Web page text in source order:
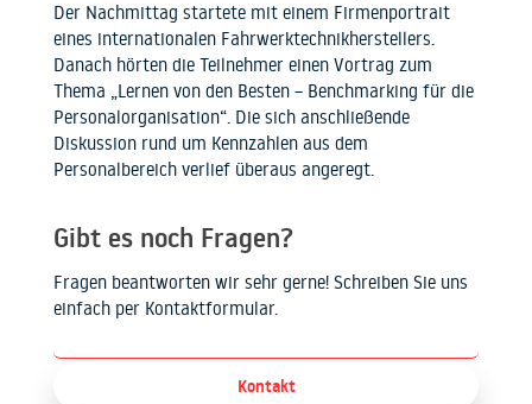
Der Nachmittag startete mit einem Firmenportrait
eines internationalen Fahrwerktechnikherstellers.
Danach hörten die Teilnehmer einen Vortrag zum
Thema „Lernen von den Besten – Benchmarking für die
Personalorganisation“. Die sich anschließende
Diskussion rund um Kennzahlen aus dem
Personalbereich verlief überaus angeregt.
Gibt es noch Fragen?
Fragen beantworten wir sehr gerne! Schreiben Sie uns
einfach per Kontaktformular.
Kontakt